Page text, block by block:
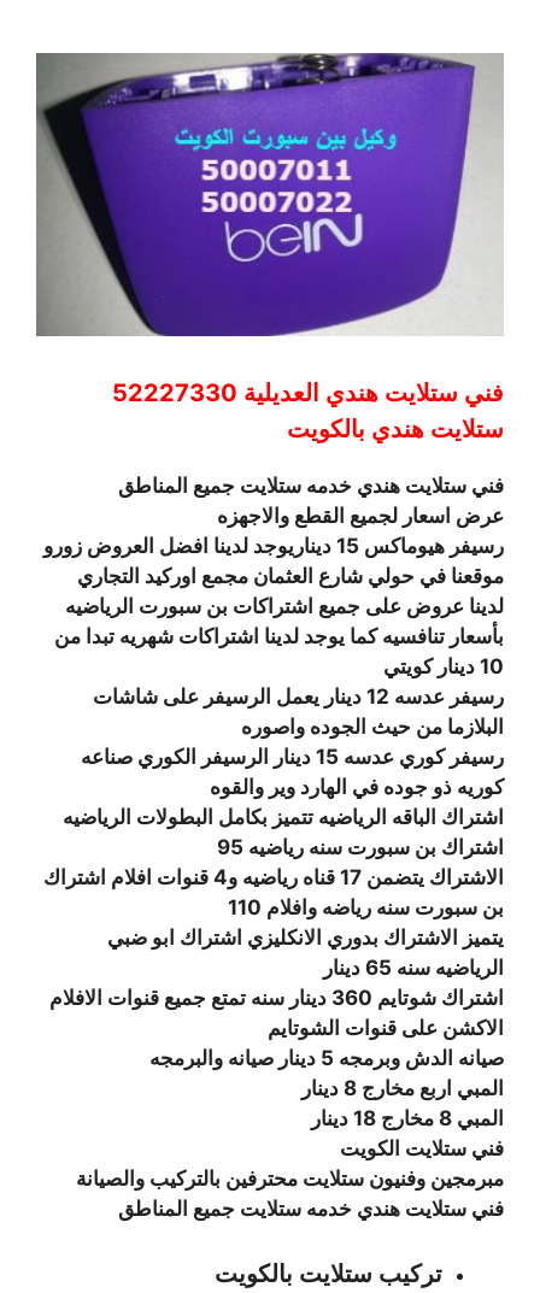
فني ستلايت هندي العديلية 52227330
ستلايت هندي بالكويت
فني ستلايت هندي خدمه ستلايت جميع المناطق
عرض اسعار لجميع القطع والاجهزه
رسيفر هيوماكس 15 ديناريوجد لدينا افضل العروض زورو
موقعنا في حولي شارع العثمان مجمع اوركيد التجاري
لدينا عروض على جميع اشتراكات بن سبورت الرياضيه
بأسعار تنافسيه كما يوجد لدينا اشتراكات شهريه تبدا من
10 دينار كويتي
رسيفر عدسه 12 دينار يعمل الرسيفر على شاشات
البلازما من حيث الجوده واصوره
رسيفر كوري عدسه 15 دينار الرسيفر الكوري صناعه
كوريه ذو جوده في الهارد وير والقوه
اشتراك الباقه الرياضيه تتميز بكامل البطولات الرياضيه
اشتراك بن سبورت سنه رياضيه 95
الاشتراك يتضمن 17 قناه رياضيه و4 قنوات افلام اشتراك
بن سبورت سنه رياضه وافلام 110
يتميز الاشتراك بدوري الانكليزي اشتراك ابو ضبي
الرياضيه سنه 65 دينار
اشتراك شوتايم 360 دينار سنه تمتع جميع قنوات الافلام
الاكشن على قنوات الشوتايم
صيانه الدش وبرمجه 5 دينار صيانه والبرمجه
المبي اربع مخارج 8 دينار
المبي 8 مخارج 18 دينار
فني ستلايت الكويت
مبرمجين وفنيون ستلايت محترفين بالتركيب والصيانة
فني ستلايت هندي خدمه ستلايت جميع المناطق
تركيب ستلايت بالكويت